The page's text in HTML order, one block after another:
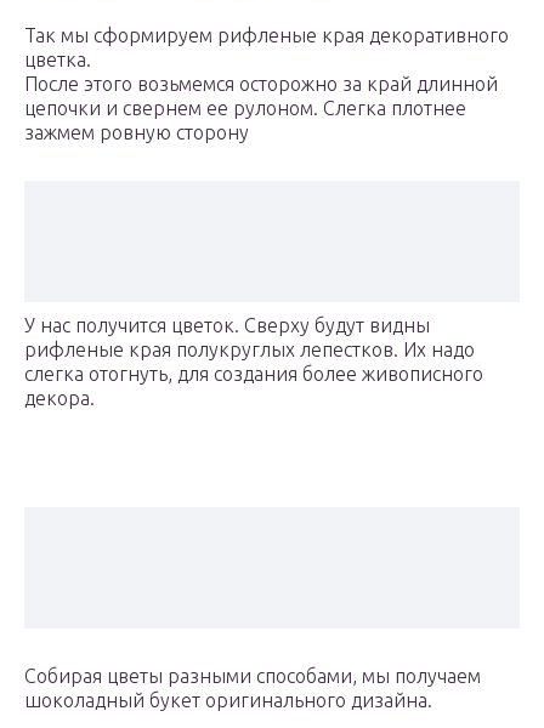
Так мы сформируем рифленые края декоративного
цветка.
После этого возьмемся осторожно за край длинной
цепочки и свернем ее рулоном. Слегка плотнее
зажмем ровную сторону
У нас получится цветок. Сверху будут видны
рифленые края полукруглых лепестков. Их надо
слегка отогнуть, для создания более живописного
декора.
Собирая цветы разными способами, мы получаем
шоколадный букет оригинального дизайна.